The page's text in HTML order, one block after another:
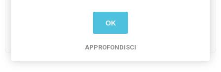
€44,90 Iva inclusa
OK
APPROFONDISCI